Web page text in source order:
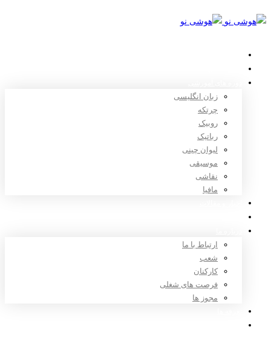
زبان انگلیسی
چرتکه
روبیک
رباتیک
لیوان چینی
موسیقی
نقاشی
مافیا
ارتباط با ما
شعب
کارکنان
فرصت های شغلی
مجوز ها